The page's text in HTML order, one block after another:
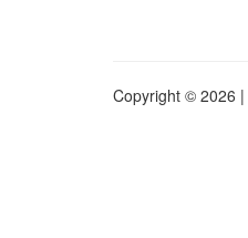
Copyright © 2026 |